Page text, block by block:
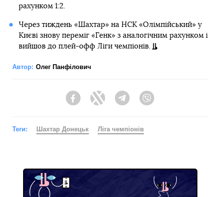
рахунком 1:2.
Через тиждень «Шахтар» на НСК «Олімпійський» у
Києві знову переміг «Генк» з аналогічним рахунком і
вийшов до плей-офф Ліги чемпіонів.
Автор: Олег Панфілович
FacebookTwitter Telegram
Теги: Шахтар Донецьк Ліга чемпіонів